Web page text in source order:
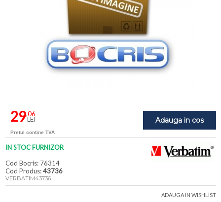
Adauga in cos
29,06
LEI
Pretul contine TVA
IN STOC FURNIZOR
Cod Bocris: 76314
Cod Produs:43736
VERBATIM43736
ADAUGA IN WISHLIST